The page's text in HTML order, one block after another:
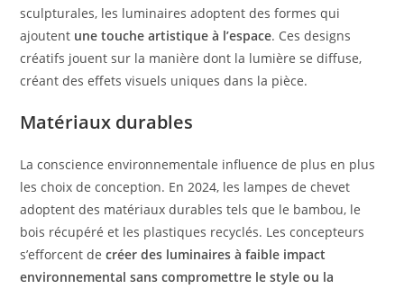
sculpturales, les luminaires adoptent des formes qui
ajoutent une touche artistique à l’espace. Ces designs
créatifs jouent sur la manière dont la lumière se diffuse,
créant des effets visuels uniques dans la pièce.
Matériaux durables
La conscience environnementale influence de plus en plus
les choix de conception. En 2024, les lampes de chevet
adoptent des matériaux durables tels que le bambou, le
bois récupéré et les plastiques recyclés. Les concepteurs
s’efforcent decréer des luminaires à faible impact
environnemental sans compromettre le style ou la